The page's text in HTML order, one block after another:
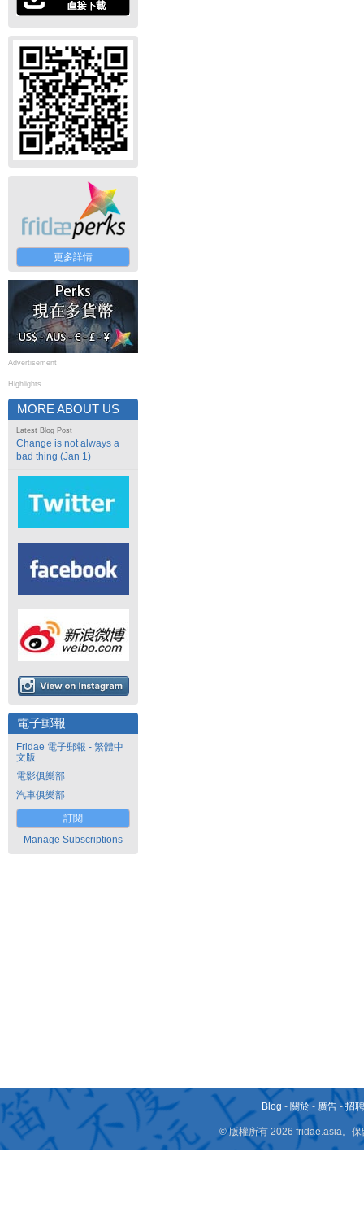
更多詳情
Advertisement
Highlights
MORE ABOUT US
Latest Blog Post
Change is not always a
bad thing (Jan 1)
電子郵報
Fridae 電子郵報 - 繁體中
文版
電影俱樂部
汽車俱樂部
訂閱
Manage Subscriptions
Blog - 關於 - 廣告 -招
© 版權所有 2026 fridae.asia。